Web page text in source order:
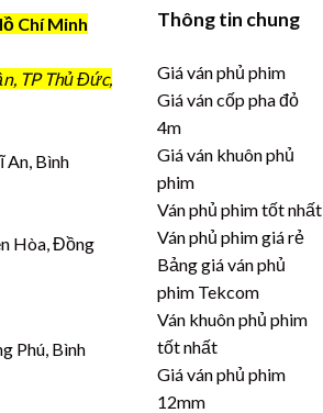
Chí Minh
TP Thủ Đức,
An, Bình
Hòa, Đồng
Phú, Bình
Thông tin chung
Giá ván phủ phim
Giá ván cốp pha đỏ
4m
Giá ván khuôn phủ
phim
Ván phủ phim tốt nhất
Ván phủ phim giá rẻ
Bảng giá ván phủ
phim Tekcom
Ván khuôn phủ phim
tốt nhất
Giá ván phủ phim
12mm